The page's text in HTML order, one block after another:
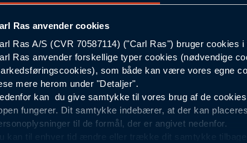
Ras anvender cookies
Ras A/S (CVR 70587114) ("Carl Ras") bruger cookies
Ras anvender forskellige typer cookies (nødvendige
som både kan være vores egne
mere herom under "Detaljer".
kan du give samtykke til vores brug af de
fungerer. Dit samtykke indebærer, at der kan
til de formål, der er angivet nedenfor.
kan til enhver tid ændre eller trække dit samtykke tilbage
se all specifikationer